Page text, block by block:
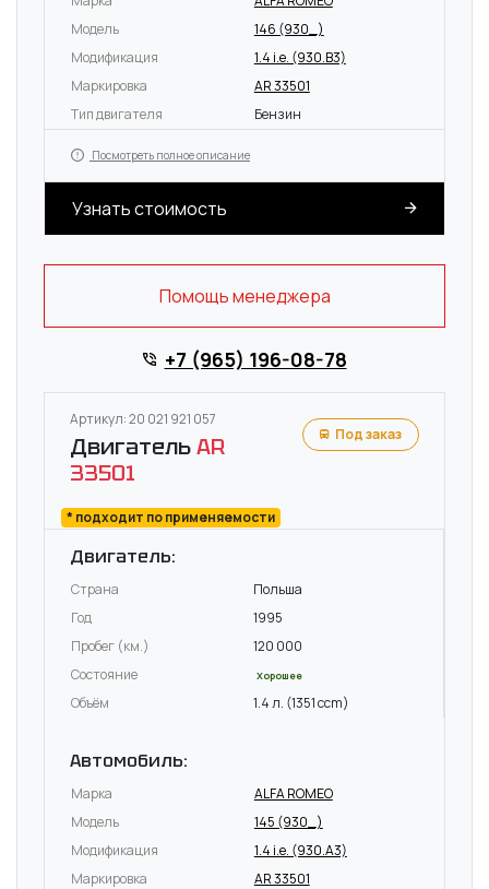
Модель
146 (930_)
Модификация
1.4 i.e. (930.B3)
Маркировка
AR 33501
Тип двигателя
Бензин
Посмотреть полное описание
Узнать стоимость
Помощь менеджера
+7 (965) 196-08-78
Артикул: 20 021 921 057
ДвигательAR
33501
* подходит по применяемости
Под заказ
Двигатель:
Страна
Польша
Год
1995
Пробег (км.)
120 000
Состояние
Хорошее
Объём 1.4 л. (1351 ccm)
Автомобиль:
Марка
ALFA ROMEO
Модель
145 (930_)
Модификация
1.4 i.e. (930.A3)
Маркировка
AR 33501